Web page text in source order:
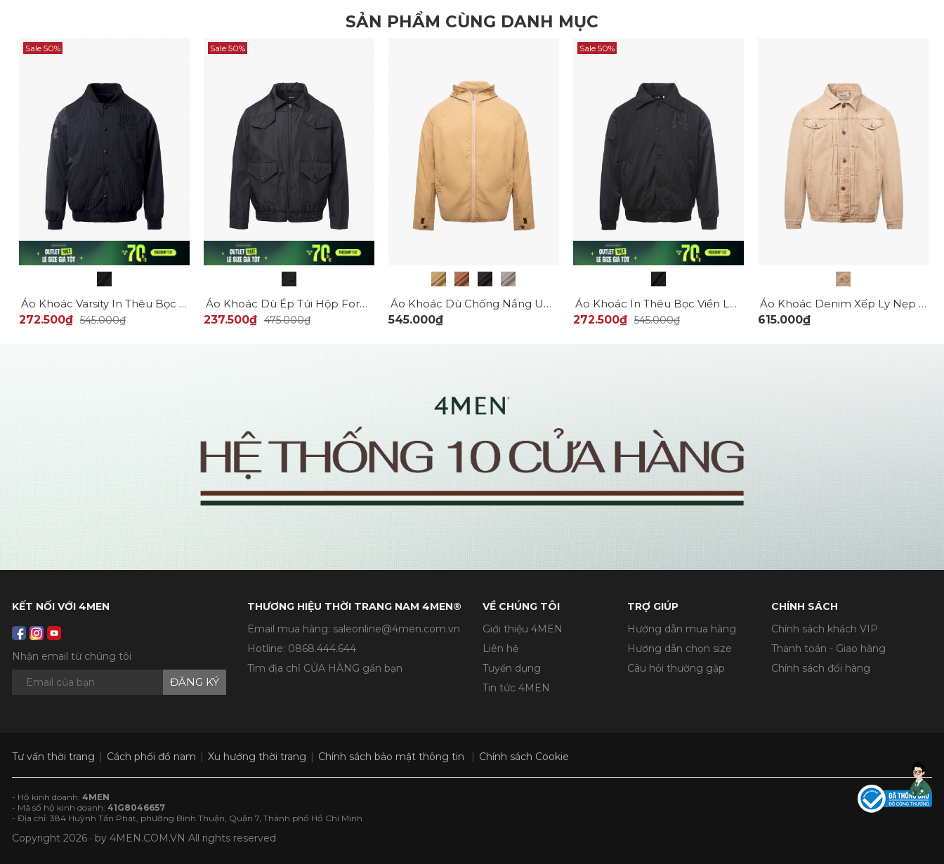
SẢN PHẨM CÙNG DANH MỤC
Sale 50%
Áo Khoác Varsity In Thêu Bọc Viền Logo Form Regular AK070
272.500₫ 545.000₫
Sale 50%
Áo Khoác Dù Ép Túi Hộp Form Regular AK065
237.500₫ 475.000₫
Áo Khoác Dù Chống Nắng UV-PROX 1 Lớp Trơn Form Regular AK072
545.000₫
Sale 50%
Áo Khoác In Thêu Bọc Viền Logo Form Regular AK071
272.500₫ 545.000₫
Áo Khoác Denim Xếp Ly Nẹp Trụ Form Regular AK063
615.000₫
KẾT NỐI VỚI 4MEN
Nhận email từ chúng tôi
ĐĂNG KÝ
THƯƠNG HIỆU THỜI TRANG NAM 4MEN®
Email mua hàng: saleonline@4men.com.vn
Hotline: 0868.444.644
Tìm địa chỉ CỬA HÀNG gần bạn
VỀ CHÚNG TÔI
Giới thiệu 4MEN
Liên hệ
Tuyển dụng
Tin tức 4MEN
TRỢ GIÚP
Hướng dẫn mua hàng
Hướng dẫn chọn size
Câu hỏi thường gặp
CHÍNH SÁCH
Chính sách khách VIP
Thanh toán - Giao hàng
Chính sách đổi hàng
Tư vấn thời trang Cách phối đồ nam Xu hướng thời trang Chính sách bảo mật thông tin Chính sách Cookie
- Hộ kinh doanh: 4MEN
- Mã số hộ kinh doanh: 41G8046657
- Địa chỉ: 384 Huỳnh Tấn Phát, phường Bình Thuận, Quận 7, Thành phố Hồ Chí Minh
Copyright 2026 · by 4MEN.COM.VN All rights reserved